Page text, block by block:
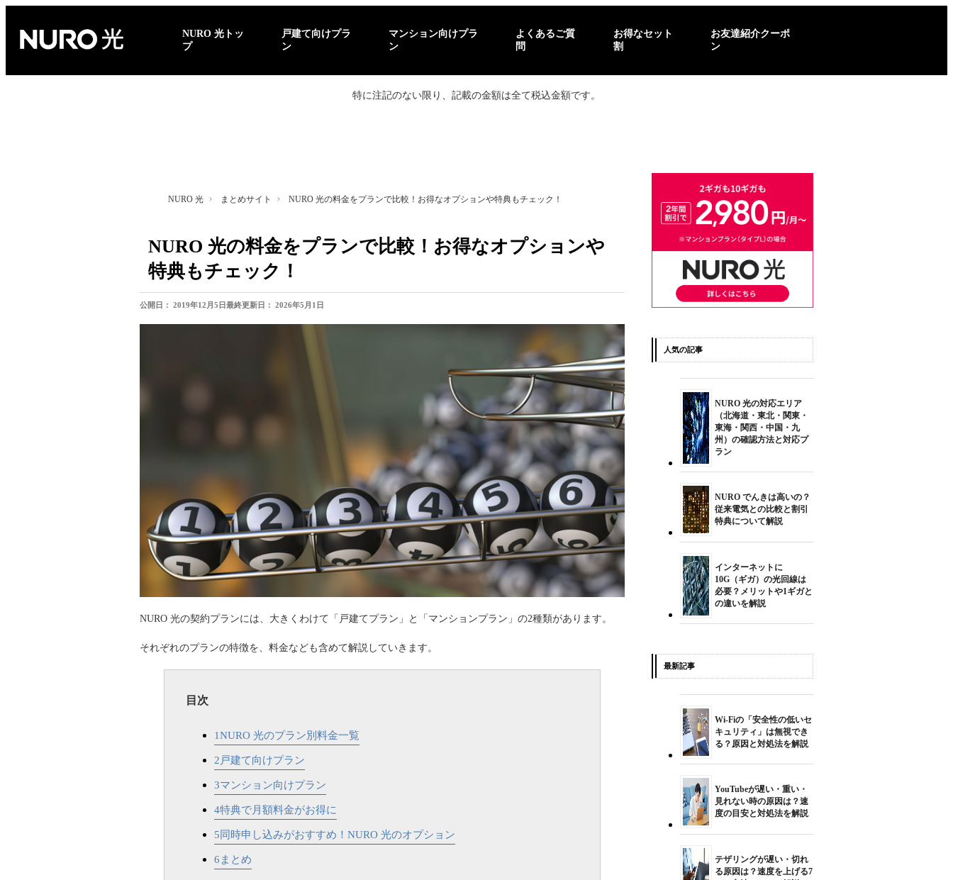
NURO 光トッ
プ
戸建て向けプラ
ン
マンション向けプラ
ン
よくあるご質
問
お得なセット
割
お友達紹介クーポ
ン
特に注記のない限り、記載の金額は全て税込金額です。
NURO 光 まとめサイト NURO 光の料金をプランで比較！お得なオプションや特典もチェック！
NURO 光の料金をプランで比較！お得なオプションや
特典もチェック！
公開日： 2019年12月5日最終更新日： 2026年5月1日
NURO 光の契約プランには、大きくわけて「戸建てプラン」と「マンションプラン」の2種類があります。
それぞれのプランの特徴を、料金なども含めて解説していきます。
目次
1NURO 光のプラン別料金一覧
2 戸建て向けプラン
3マンション向けプラン
4特典で月額料金がお得に
5 同時申し込みがおすすめ！NURO 光のオプション
6 まとめ
人気の記事
NURO 光の対応エリア
（北海道・東北・関東・
東海・関西・中国・九
州）の確認方法と対応プ
ラン
NURO でんきは高いの？
従来電気との比較と割引
特典について解説
インターネットに
10G（ギガ）の光回線は
必要？メリットや1ギガと
の違いを解説
最新記事
Wi-Fiの「安全性の低いセ
キュリティ」は無視でき
る？原因と対処法を解説
YouTubeが遅い・重い・
見れない時の原因は？速
度の目安と対処法を解説
テザリングが遅い・切れ
る原因は？速度を上げる7